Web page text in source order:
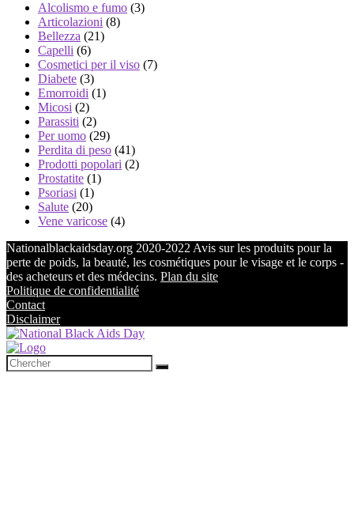
Alcolismo e fumo (3)
Articolazioni (8)
Bellezza (21)
Capelli (6)
Cosmetici per il viso (7)
Diabete (3)
Emorroidi (1)
Micosi (2)
Parassiti (2)
Per uomo (29)
Perdita di peso (41)
Prodotti popolari (2)
Prostatite (1)
Psoriasi (1)
Salute (20)
Vene varicose (4)
Nationalblackaidsday.org 2020-2022 Avis sur les produits pour la
perte de poids, la beauté, les cosmétiques pour le visage et le corps -
des acheteurs et des médecins. Plan du site
Politique de confidentialité
Contact
Disclaimer